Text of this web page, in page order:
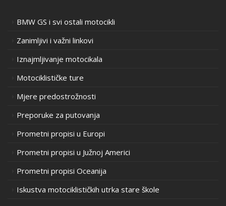
BMW GS i svi ostali motocikli
Zanimljivi i važni linkovi
Iznajmljivanje motocikala
Motociklističke ture
Mjere predostrožnosti
Preporuke za putovanja
Prometni propisi u Europi
Prometni propisi u Južnoj Americi
Prometni propisi Oceanija
Iskustva motociklističkih utrka stare škole